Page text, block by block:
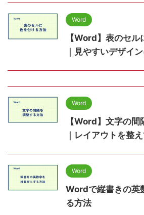
Word
【Word】表のセ
｜見やすいデザイン
Word
【Word】文字の
｜レイアウトを整
Word
Wordで縦書きの英
る方法